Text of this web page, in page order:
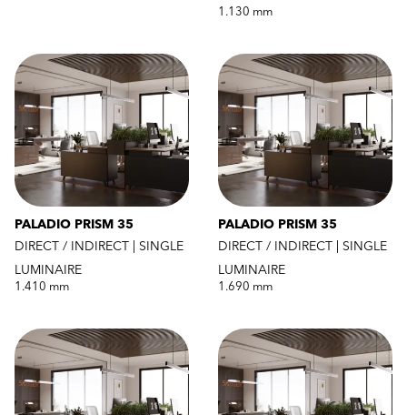
1.130 mm
PALADIO PRISM 35
DIRECT / INDIRECT | SINGLE
LUMINAIRE
1.410 mm
PALADIO PRISM 35
DIRECT / INDIRECT | SINGLE
LUMINAIRE
1.690 mm